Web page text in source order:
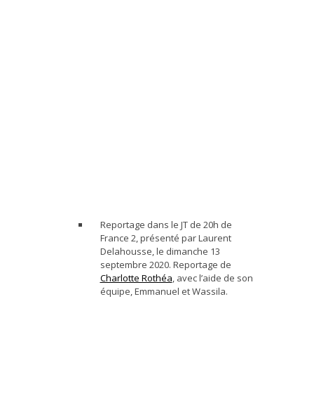
Reportage dans le JT de 20h de
France 2, présenté par Laurent
Delahousse, le dimanche 13
septembre 2020. Reportage de
Charlotte Rothéa, avec l’aide de son
équipe, Emmanuel et Wassila.